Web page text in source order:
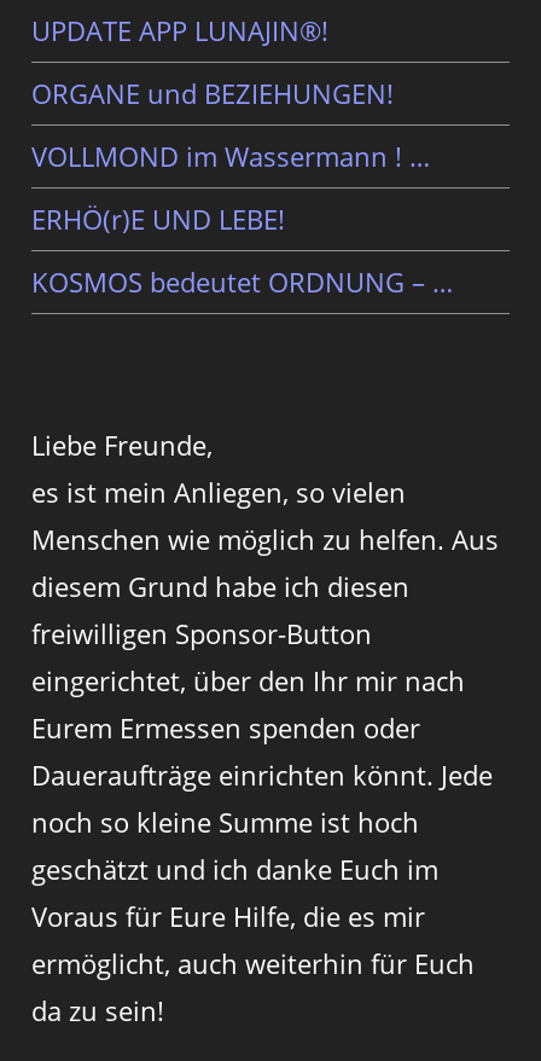
UPDATE APP LUNAJIN®!
ORGANE und BEZIEHUNGEN!
VOLLMOND im Wassermann ! …
ERHÖ(r)E UND LEBE!
KOSMOS bedeutet ORDNUNG – …
Liebe Freunde,
es ist mein Anliegen, so vielen
Menschen wie möglich zu helfen. Aus
diesem Grund habe ich diesen
freiwilligen Sponsor-Button
eingerichtet, über den Ihr mir nach
Eurem Ermessen spenden oder
Daueraufträge einrichten könnt. Jede
noch so kleine Summe ist hoch
geschätzt und ich danke Euch im
Voraus für Eure Hilfe, die es mir
ermöglicht, auch weiterhin für Euch
da zu sein!